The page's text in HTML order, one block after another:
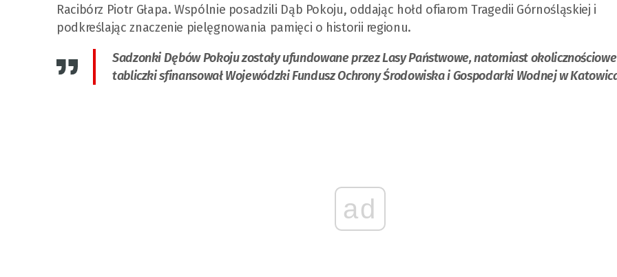
Racibórz Piotr Głapa. Wspólnie posadzili Dąb Pokoju, oddając hołd ofiarom Tragedii Górnośląskiej i
podkreślając znaczenie pielęgnowania pamięci o historii regionu.
Sadzonki Dębów Pokoju zostały ufundowane przez Lasy Państwowe, natomiast okolicznościowe
tabliczki sfinansował Wojewódzki Fundusz Ochrony Środowiska i Gospodarki Wodnej w
ad